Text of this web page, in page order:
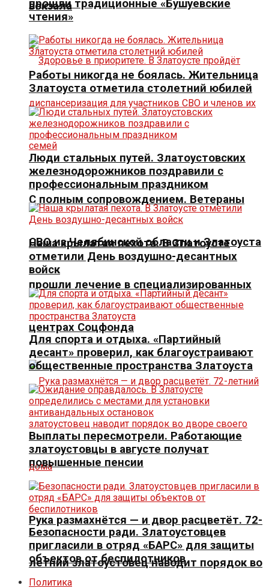
вокзала
С полным сопровождением. Ветераны
СВО из Челябинской области и Златоуста
прошли лечение в специализированных
центрах Соцфонда
Рука размахнётся — и двор расцветёт. 72-
летний златоустовец наводит порядок во
прошли традиционные «Бушуевские
чтения»
Работы никогда не боялась. Жительница
Златоуста отметила столетний юбилей
Люди стальных путей. Златоустовских
железнодорожников поздравили с
профессиональным праздником
Наша крылатая пехота. В Златоусте
отметили День воздушно-десантных
войск
Для спорта и отдыха. «Партийный
десант» проверил, как благоустраивают
общественные пространства Златоуста
Выплаты пересмотрели. Работающие
златоустовцы в августе получат
повышенные пенсии
Безопасности ради. Златоустовцев
пригласили в отряд «БАРС» для защиты
объектов от беспилотников
Политика